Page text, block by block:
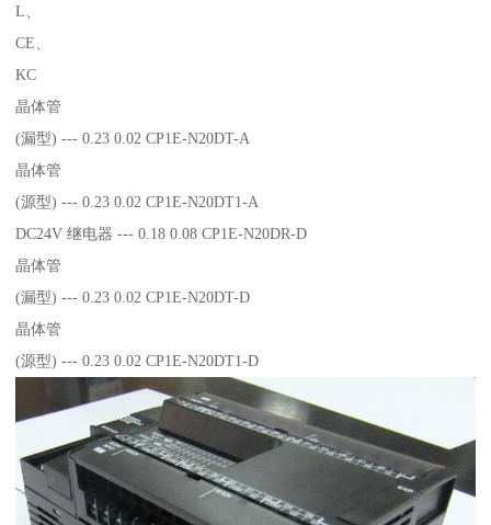
L、
CE、
KC
晶体管
(漏型) --- 0.23 0.02 CP1E-N20DT-A
晶体管
(源型) --- 0.23 0.02 CP1E-N20DT1-A
DC24V 继电器 --- 0.18 0.08 CP1E-N20DR-D
晶体管
(漏型) --- 0.23 0.02 CP1E-N20DT-D
晶体管
(源型) --- 0.23 0.02 CP1E-N20DT1-D